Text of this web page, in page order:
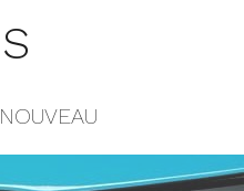
NOUVEAU